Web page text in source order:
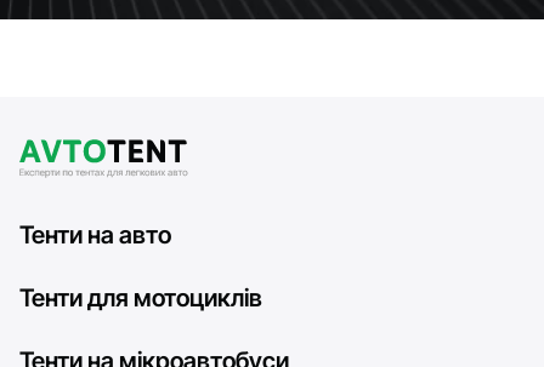
Тенти на авто
Тенти для мотоциклів
Тенти на мікроавтобуси